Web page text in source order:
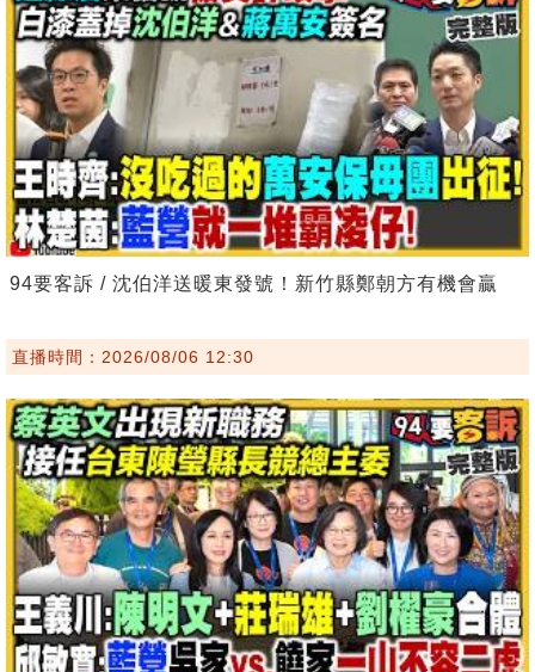
94要客訴 / 沈伯洋送暖東發號！新竹縣鄭朝方有機會贏
直播時間：2026/08/06 12:30